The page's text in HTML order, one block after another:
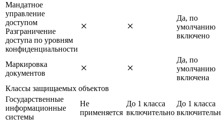
Мандатное
управление
доступом
Разграничение
доступа по уровням
конфиденциальности
Да, по
умолчанию
включено
Маркировка
документов
Да, по
умолчанию
включена
Классы защищаемых объектов
Государственные
информационные
системы
Не
применяется
До 1 класса
включительно
До 1 класса